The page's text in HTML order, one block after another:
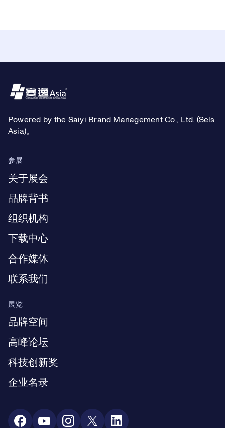
Footer
Powered by the Saiyi Brand Management Co., Ltd. (Sels
Asia)。
参展
关于展会
品牌背书
组织机构
下载中心
合作媒体
联系我们
展览
品牌空间
高峰论坛
科技创新奖
企业名录
Social Media